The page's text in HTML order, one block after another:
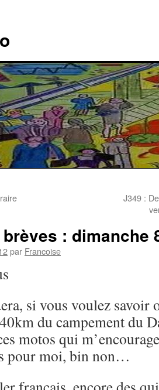
J349 :
: dimanche
par Francoise
si vous voulez savoir
du campement du
motos qui
pour moi, bin non…